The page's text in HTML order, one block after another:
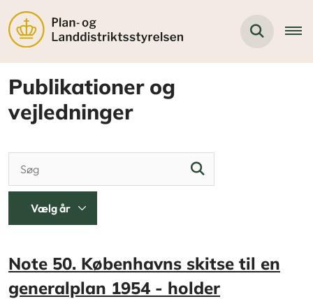
Publikationer og
vejledninger
Note 50. Københavns skitse til en
generalplan 1954 - holder